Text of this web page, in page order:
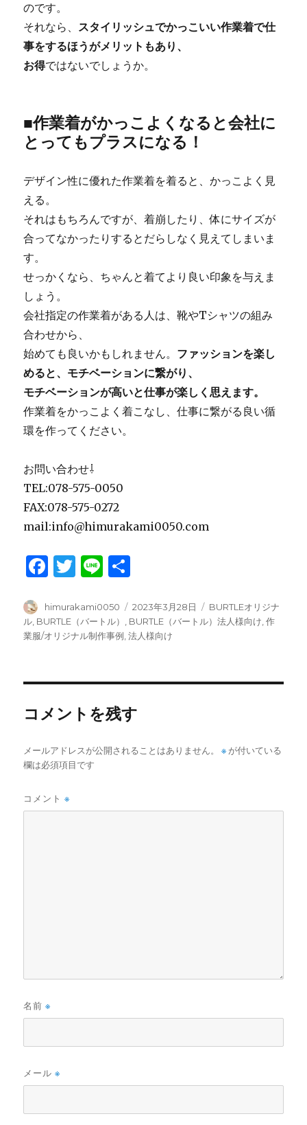
のです。
それなら、 スタイリッシュでかっこいい作業着で仕
事をするほうがメリットもあり、
お得ではないでしょうか。
■作業着がかっこよくなると会社に
とってもプラスになる！
デザイン性に優れた作業着を着ると、かっこよく見
える。
それはもちろんですが、着崩したり、体にサイズが
合ってなかったりするとだらしなく見えてしまいま
す。
せっかくなら、ちゃんと着てより良い印象を与えま
しょう。
会社指定の作業着がある人は、靴やTシャツの組み
合わせから、
始めても良いかもしれません。 ファッションを楽し
めると、モチベーションに繋がり、
モチベーションが高いと仕事が楽しく思えます。
作業着をかっこよく着こなし、仕事に繋がる良い循
環を作ってください。
お問い合わせ⇩
TEL:078-575-0050
FAX:078-575-0272
mail:info@himurakami0050.com
F
c
e
o
k
T
it
te
Li
e
投
稿
者
himurakami0050
投
稿
日:
2023年3月28日
カ
テ
BURTLEオリジナ
ル, BURTLE（バートル） , BURTLE（バートル）法人様向け,作
業服/オリジナル制作事例,法人様向け
コメントを残す
メールアドレスが公開されることはありません。 ※ が付いている
欄は必須項目です
コメント※
名前※
メール※